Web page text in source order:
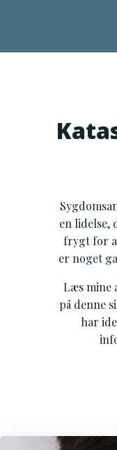
en lidelse,
frygt for
er noget
Læs mine
på denne
har